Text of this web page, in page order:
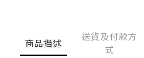
商品描述
送貨及付款方
式